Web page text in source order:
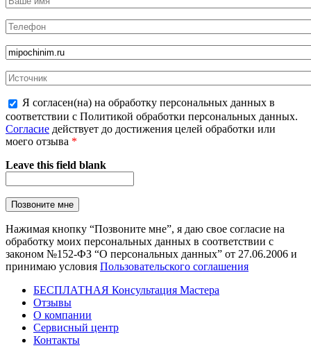
Я согласен(на) на обработку персональных данных в
соответствии с Политикой обработки персональных данных.
Согласие действует до достижения целей обработки или
моего отзыва *
Leave this field blank
Нажимая кнопку “Позвоните мне”, я даю свое согласие на
обработку моих персональных данных в соответствии с
законом №152-ФЗ “О персональных данных” от 27.06.2006 и
принимаю условия Пользовательского соглашения
БЕСПЛАТНАЯ Консультация Мастера
Отзывы
О компании
Сервисный центр
Контакты